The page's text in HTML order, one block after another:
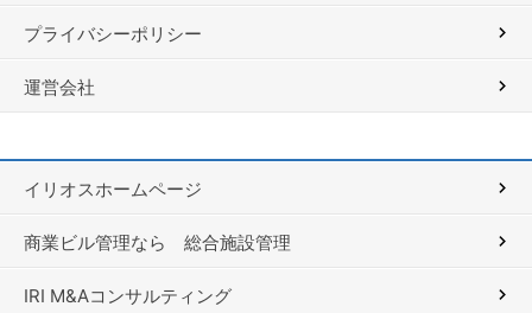
プライバシーポリシー
運営会社
イリオスホームページ
商業ビル管理なら 総合施設管理
IRI M&Aコンサルティング